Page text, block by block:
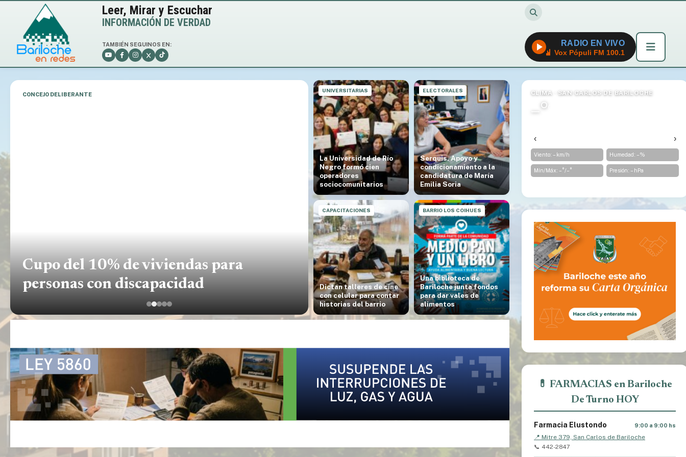
Leer, Mirar y Escuchar
INFORMACIÓN DE VERDAD
TAMBIÉN SEGUINOS EN: RADIO EN VIVO
Vox Pópuli FM 100.1
CONCEJO DELIBERANTE
Cupo del 10% de viviendas para
personas con discapacidad
UNIVERSITARIAS
La Universidad de Río
Negro formó cien
operadores
sociocomunitarios
ELECTORALES
Serquis. Apoyo y
condicionamiento a la
candidatura de María
Emilia Soria
CAPACITACIONES
Dictan talleres de cine
con celular para contar
historias del barrio
BARRIO LOS COIHUES
Una biblioteca de
Bariloche junta fondos
para dar vales de
alimentos
CLIMA · SAN CARLOS DE BARILOCHE
–°
Viento: – km/h Humedad: –%
Mín/Máx: –°/–° Presión: – hPa
‹ ›
💊 FARMACIAS en Bariloche
De Turno HOY
Farmacia Elustondo 9:00 a 9:00 hs
📍 Mitre 379, San Carlos de Bariloche
📞 442-2847